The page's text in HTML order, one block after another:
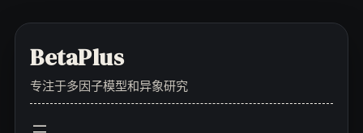
contentBetaPlus
专注于多因子模型和异象研究